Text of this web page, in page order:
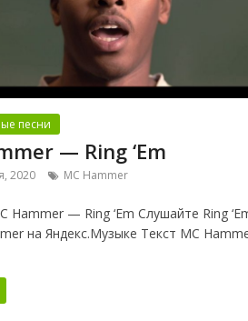
песни
— Ring ‘Em
2020 MC Hammer
Hammer — Ring ‘Em Слушайте Ring
на Яндекс.Музыке Текст MC